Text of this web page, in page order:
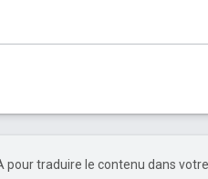
pour traduire le contenu dans